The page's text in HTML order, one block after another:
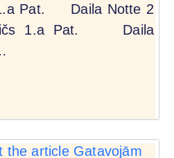
Pat. Daila Notte 2
1.a Pat. Daila